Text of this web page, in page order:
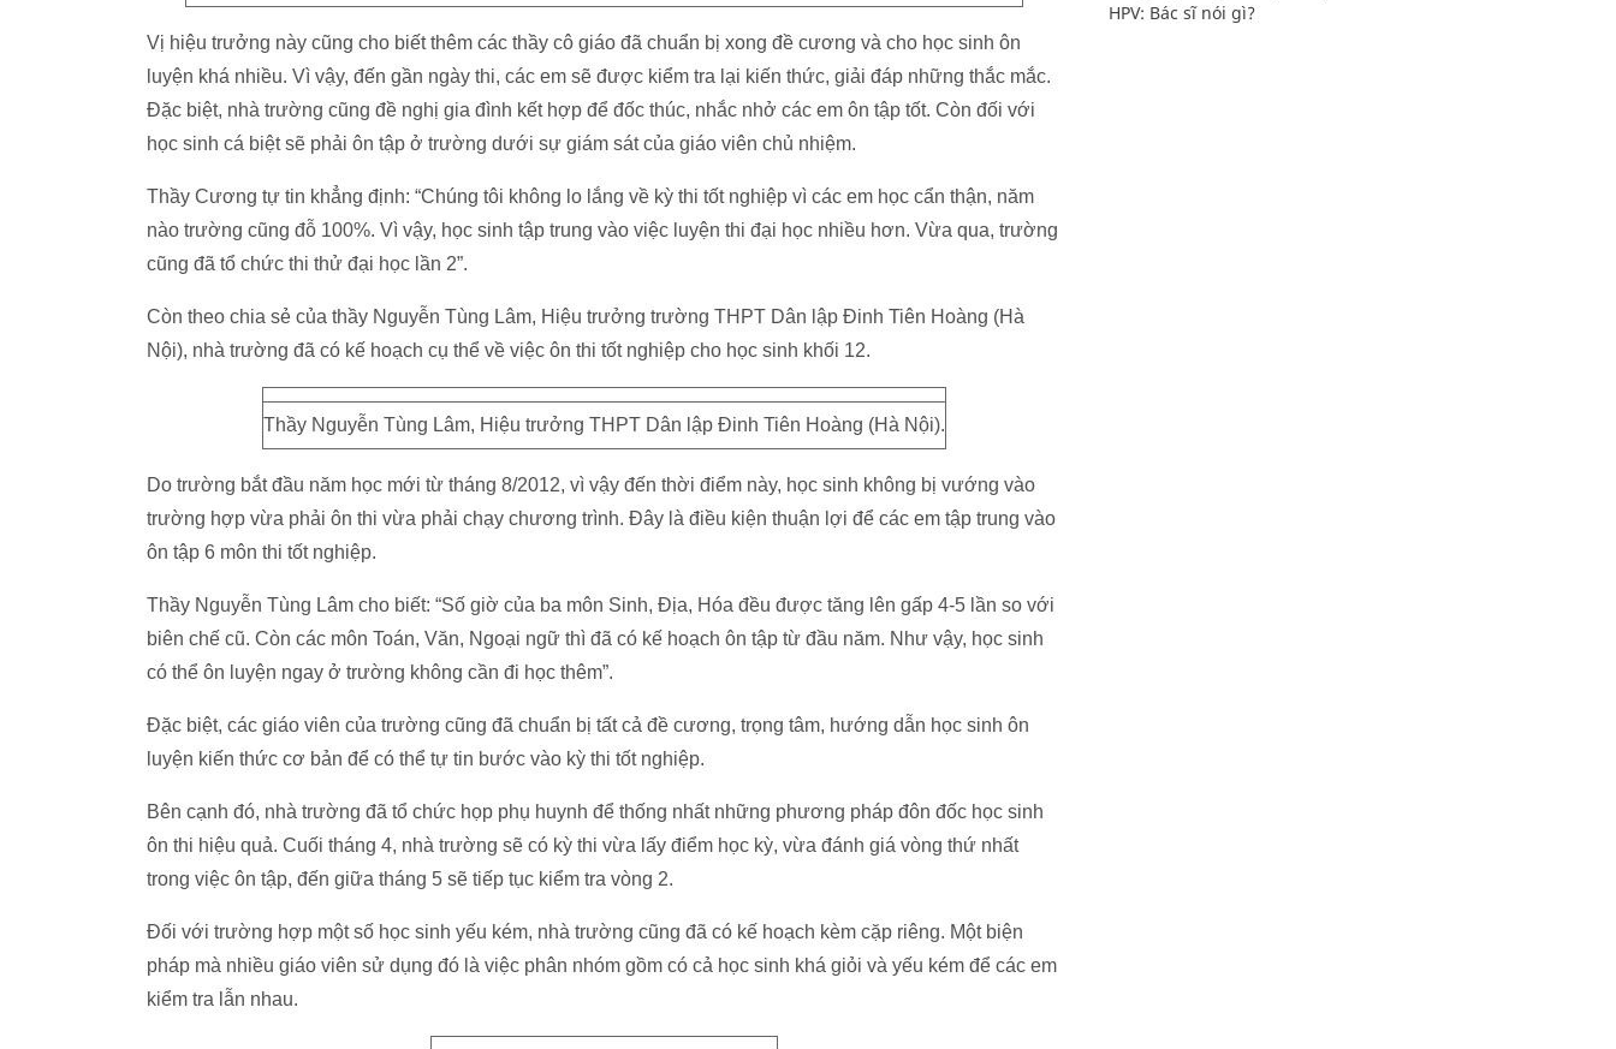
Vị hiệu trưởng này cũng cho biết thêm các thầy cô giáo đã chuẩn bị xong đề cương và cho học sinh ôn
luyện khá nhiều. Vì vậy, đến gần ngày thi, các em sẽ được kiểm tra lại kiến thức, giải đáp những thắc mắc.
Đặc biệt, nhà trường cũng đề nghị gia đình kết hợp để đốc thúc, nhắc nhở các em ôn tập tốt. Còn đối với
học sinh cá biệt sẽ phải ôn tập ở trường dưới sự giám sát của giáo viên chủ nhiệm.
Thầy Cương tự tin khẳng định: “Chúng tôi không lo lắng về kỳ thi tốt nghiệp vì các em học cẩn thận, năm
nào trường cũng đỗ 100%. Vì vậy, học sinh tập trung vào việc luyện thi đại học nhiều hơn. Vừa qua, trường
cũng đã tổ chức thi thử đại học lần 2”.
Còn theo chia sẻ của thầy Nguyễn Tùng Lâm, Hiệu trưởng trường THPT Dân lập Đinh Tiên Hoàng (Hà
Nội), nhà trường đã có kế hoạch cụ thể về việc ôn thi tốt nghiệp cho học sinh khối 12.
Thầy Nguyễn Tùng Lâm, Hiệu trưởng THPT Dân lập Đinh Tiên Hoàng (Hà Nội).
Do trường bắt đầu năm học mới từ tháng 8/2012, vì vậy đến thời điểm này, học sinh không bị vướng vào
trường hợp vừa phải ôn thi vừa phải chạy chương trình. Đây là điều kiện thuận lợi để các em tập trung vào
ôn tập 6 môn thi tốt nghiệp.
Thầy Nguyễn Tùng Lâm cho biết: “Số giờ của ba môn Sinh, Địa, Hóa đều được tăng lên gấp 4-5 lần so với
biên chế cũ. Còn các môn Toán, Văn, Ngoại ngữ thì đã có kế hoạch ôn tập từ đầu năm. Như vậy, học sinh
có thể ôn luyện ngay ở trường không cần đi học thêm”.
Đặc biệt, các giáo viên của trường cũng đã chuẩn bị tất cả đề cương, trọng tâm, hướng dẫn học sinh ôn
luyện kiến thức cơ bản để có thể tự tin bước vào kỳ thi tốt nghiệp.
Bên cạnh đó, nhà trường đã tổ chức họp phụ huynh để thống nhất những phương pháp đôn đốc học sinh
ôn thi hiệu quả. Cuối tháng 4, nhà trường sẽ có kỳ thi vừa lấy điểm học kỳ, vừa đánh giá vòng thứ nhất
trong việc ôn tập, đến giữa tháng 5 sẽ tiếp tục kiểm tra vòng 2.
Đối với trường hợp một số học sinh yếu kém, nhà trường cũng đã có kế hoạch kèm cặp riêng. Một biện
pháp mà nhiều giáo viên sử dụng đó là việc phân nhóm gồm có cả học sinh khá giỏi và yếu kém để các em
kiểm tra lẫn nhau.
HPV: Bác sĩ nói gì?